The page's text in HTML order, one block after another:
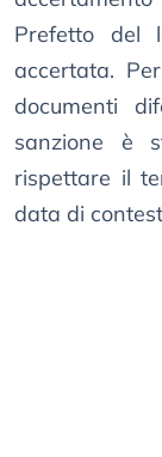
Prefetto del
accertata.
documenti
sanzione è
rispettare il
data di